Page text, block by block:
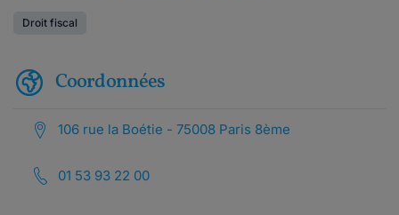
Droit fiscal
Coordonnées
106 rue la Boétie - 75008 Paris 8ème
01 53 93 22 00